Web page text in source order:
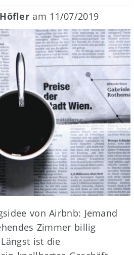
am 11/07/2019
von Airbnb: Jemand
Zimmer billig
ist die